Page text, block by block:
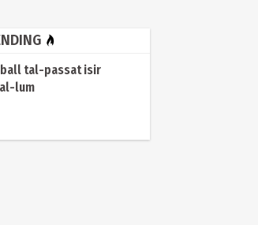
tal-passat isir
lum